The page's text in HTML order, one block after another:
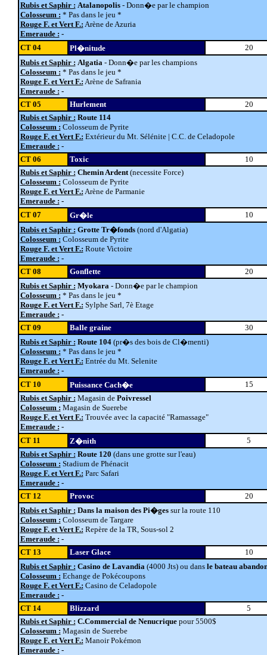
Rubis et Saphir : Atalanopolis- Donn�e par le champion
Colosseum : * Pas dans le jeu *
Rouge F. et Vert F.: Arène de Azuria
Emeraude : -
CT 04
Pl�nitude
20
Rubis et Saphir : Algatia- Donn�e par les champions
Colosseum : * Pas dans le jeu *
Rouge F. et Vert F.: Arène de Safrania
Emeraude : -
CT 05
Hurlement
20
Rubis et Saphir : Route 114
Colosseum : Colosseum de Pyrite
Rouge F. et Vert F.: Extérieur du Mt. Sélénite | C.C. de Celadopole
Emeraude : -
CT 06
Toxic
10
Rubis et Saphir : Chemin Ardent(necessite Force)
Colosseum : Colosseum de Pyrite
Rouge F. et Vert F.: Arène de Parmanie
Emeraude : -
CT 07
Gr�le
10
Rubis et Saphir : Grotte Tr�fonds(nord d'Algatia)
Colosseum : Colosseum de Pyrite
Rouge F. et Vert F.: Route Victoire
Emeraude : -
CT 08
Gonflette
20
Rubis et Saphir : Myokara- Donn�e par le champion
Colosseum : * Pas dans le jeu *
Rouge F. et Vert F.: Sylphe Sarl, 7è Etage
Emeraude : -
CT 09
Balle graine
30
Rubis et Saphir : Route 104(pr�s des bois de Cl�menti)
Colosseum : * Pas dans le jeu *
Rouge F. et Vert F.: Entrée du Mt. Selenite
Emeraude : -
CT 10
Puissance Cach�e
15
Rubis et Saphir : Magasin de Poivressel
Colosseum : Magasin de Suerebe
Rouge F. et Vert F.: Trouvée avec la capacité "Ramassage"
Emeraude : -
CT 11
Z�nith
5
Rubis et Saphir : Route 120 (dans une grotte sur l'eau)
Colosseum : Stadium de Phénacit
Rouge F. et Vert F.: Parc Safari
Emeraude : -
CT 12
Provoc
20
Rubis et Saphir : Dans la maison des Pi�gessur la route 110
Colosseum : Colosseum de Targare
Rouge F. et Vert F.: Repère de la TR, Sous-sol 2
Emeraude : -
CT 13
Laser Glace
10
Rubis et Saphir : Casino de Lavandia(4000 Jts) ou dans le bateau
Colosseum : Echange de Pokécoupons
Rouge F. et Vert F.: Casino de Celadopole
Emeraude : -
CT 14
Blizzard
5
Rubis et Saphir : C.Commercial de Nenucriquepour 5500$
Colosseum : Magasin de Suerebe
Rouge F. et Vert F.: Manoir Pokémon
Emeraude : -